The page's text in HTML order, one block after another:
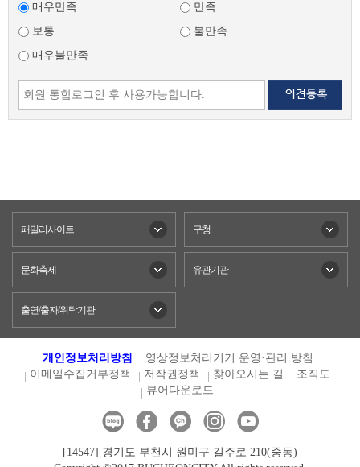
매우만족
만족
보통
불만족
매우불만족
패밀리사이트 구청
문화축제 유관기관
출연/출자/위탁기관
개인정보처리방침
영상정보처리기기 운영·관리 방침
이메일수집거부정책
저작권정책 찾아오시는 길
조직도
뷰어다운로드
[14547] 경기도 부천시 원미구 길주로 210(중동)